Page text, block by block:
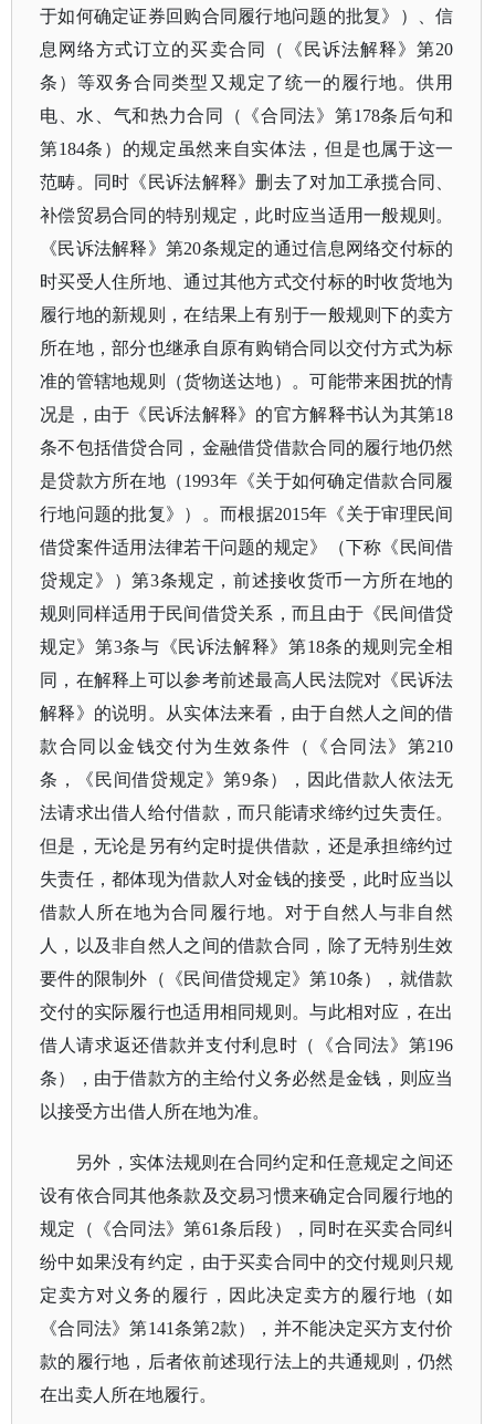
于如何确定证券回购合同履行地问题的批复》）、信
息网络方式订立的买卖合同（《民诉法解释》第20
条）等双务合同类型又规定了统一的履行地。供用
电、水、气和热力合同（《合同法》第178条后句和
第184条）的规定虽然来自实体法，但是也属于这一
范畴。同时《民诉法解释》删去了对加工承揽合同、
补偿贸易合同的特别规定，此时应当适用一般规则。
《民诉法解释》第20条规定的通过信息网络交付标的
时买受人住所地、通过其他方式交付标的时收货地为
履行地的新规则，在结果上有别于一般规则下的卖方
所在地，部分也继承自原有购销合同以交付方式为标
准的管辖地规则（货物送达地）。可能带来困扰的情
况是，由于《民诉法解释》的官方解释书认为其第18
条不包括借贷合同，金融借贷借款合同的履行地仍然
是贷款方所在地（1993年《关于如何确定借款合同履
行地问题的批复》）。而根据2015年《关于审理民间
借贷案件适用法律若干问题的规定》（下称《民间借
贷规定》）第3条规定，前述接收货币一方所在地的
规则同样适用于民间借贷关系，而且由于《民间借贷
规定》第3条与《民诉法解释》第18条的规则完全相
同，在解释上可以参考前述最高人民法院对《民诉法
解释》的说明。从实体法来看，由于自然人之间的借
款合同以金钱交付为生效条件（《合同法》第210
条，《民间借贷规定》第9条），因此借款人依法无
法请求出借人给付借款，而只能请求缔约过失责任。
但是，无论是另有约定时提供借款，还是承担缔约过
失责任，都体现为借款人对金钱的接受，此时应当以
借款人所在地为合同履行地。对于自然人与非自然
人，以及非自然人之间的借款合同，除了无特别生效
要件的限制外（《民间借贷规定》第10条），就借款
交付的实际履行也适用相同规则。与此相对应，在出
借人请求返还借款并支付利息时（《合同法》第196
条），由于借款方的主给付义务必然是金钱，则应当
以接受方出借人所在地为准。
另外，实体法规则在合同约定和任意规定之间还
设有依合同其他条款及交易习惯来确定合同履行地的
规定（《合同法》第61条后段），同时在买卖合同纠
纷中如果没有约定，由于买卖合同中的交付规则只规
定卖方对义务的履行，因此决定卖方的履行地（如
《合同法》第141条第2款），并不能决定买方支付价
款的履行地，后者依前述现行法上的共通规则，仍然
在出卖人所在地履行。